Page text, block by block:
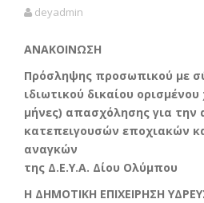
deyadmin
ΑΝΑΚΟΙΝΩΣΗ
Πρόσληψης προσωπικού με
ιδιωτικού δικαίου
μήνες) απασχόλησης για την
κατεπειγουσών εποχιακών
αναγκών
της Δ.Ε.Υ.Α. Δίου Ολύμπου
Η ΔΗΜΟΤΙΚΗ ΕΠΙΧΕΙΡΗΣΗ